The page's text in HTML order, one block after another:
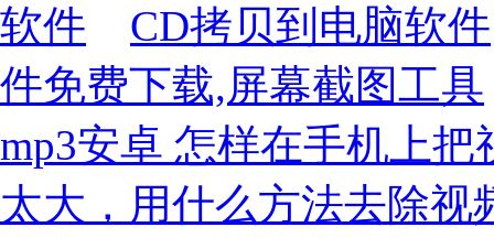
软件
CD拷贝到电脑软件
件免费下载,屏幕截图工具
mp3安卓 怎样在手机上
太大，用什么方法去除